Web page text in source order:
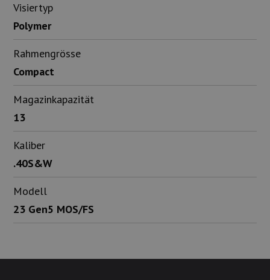
Visiertyp
Polymer
Rahmengrösse
Compact
Magazinkapazität
13
Kaliber
.40S&W
Modell
23 Gen5 MOS/FS